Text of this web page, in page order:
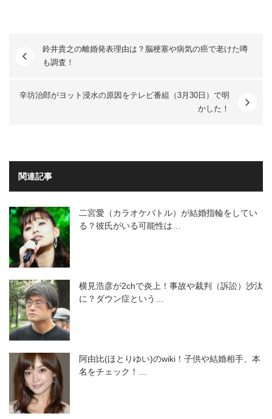
鈴井貴之の離婚発表理由は？脳梗塞や病気の癌で老けた噂
も調査！
辛坊治郎がヨット浸水の原因をテレビ番組（3月30日）で明
かした！
関連記事
二宮愛（カラオケバトル）が結婚指輪をしてい
る？彼氏がいる可能性は…
横見浩彦が2chで炎上！事故や裁判（訴訟）沙汰
に？ダウン症という…
阿由比(ほとりゆい)のwiki！子供や結婚相手、本
名をチェック！…